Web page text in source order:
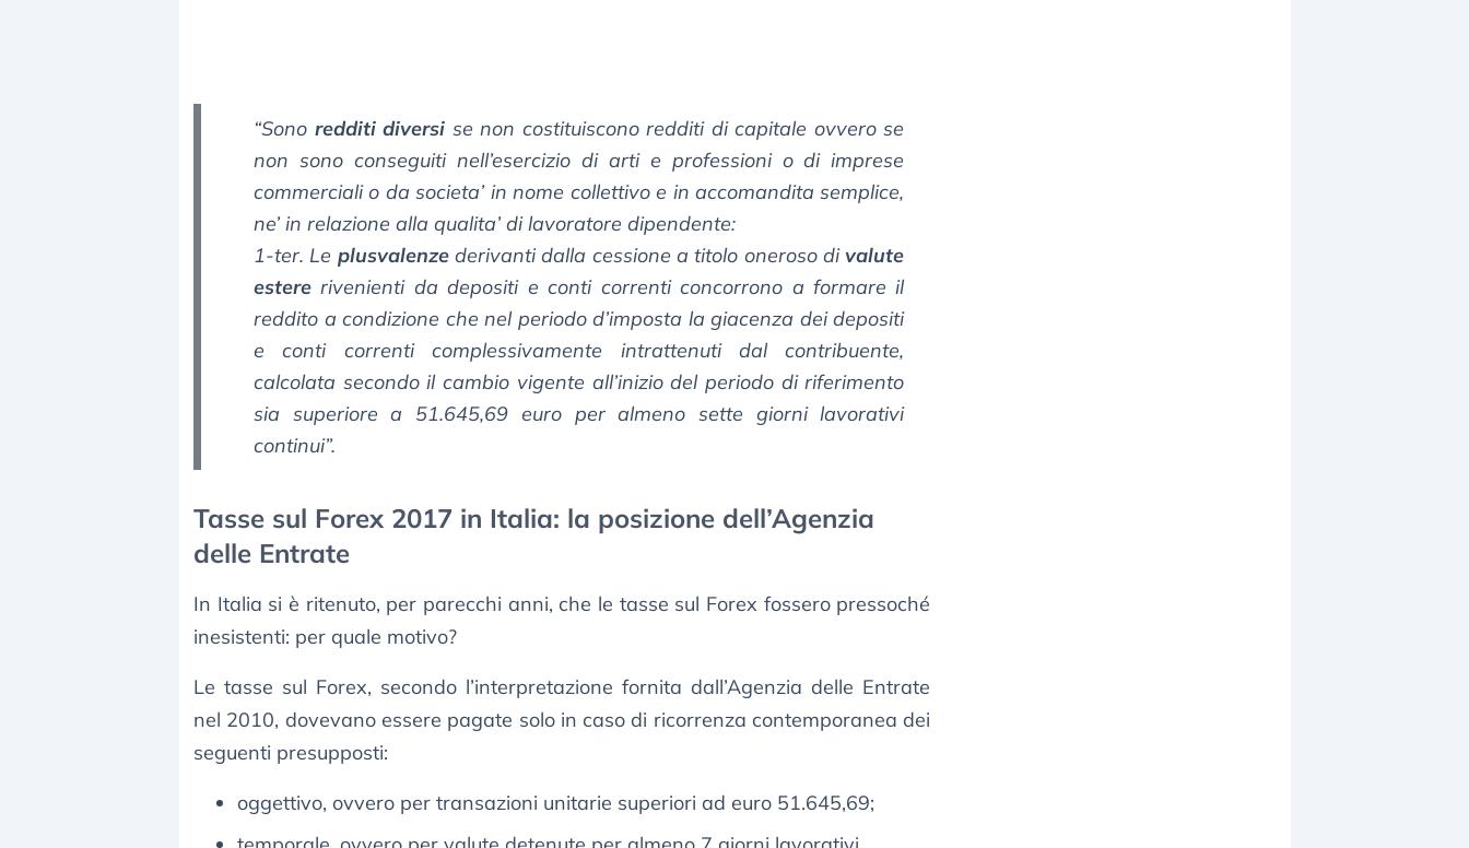
“Sono redditi diversi se non costituiscono redditi di capitale ovvero se
non sono conseguiti nell’esercizio di arti e professioni o di imprese
commerciali o da societa’ in nome collettivo e in accomandita semplice,
ne’ in relazione alla qualita’ di lavoratore dipendente:
1-ter. Le plusvalenzederivanti dalla cessione a titolo oneroso divalute
estere rivenienti da depositi e conti correnti concorrono a formare il
reddito a condizione che nel periodo d’imposta la giacenza dei depositi
e conti correnti complessivamente intrattenuti dal contribuente,
calcolata secondo il cambio vigente all’inizio del periodo di riferimento
sia superiore a 51.645,69 euro per almeno sette giorni lavorativi
continui”.
Tasse sul Forex 2017 in Italia: la posizione dell’Agenzia
delle Entrate
In Italia si è ritenuto, per parecchi anni, che le tasse sul Forex fossero pressoché
inesistenti: per quale motivo?
Le tasse sul Forex, secondo l’interpretazione fornita dall’Agenzia delle Entrate
nel 2010, dovevano essere pagate solo in caso di ricorrenza contemporanea dei
seguenti presupposti:
oggettivo, ovvero per transazioni unitarie superiori ad euro 51.645,69;